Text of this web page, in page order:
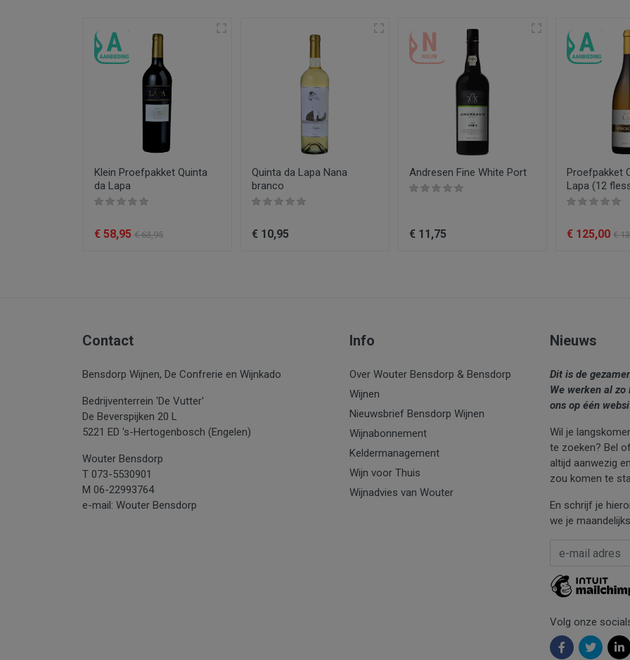
Druiven
alvarinho
Producent
Quinta da Lapa
Kleur
Wit
Inhoud
Klein Proefpakket Quinta
da Lapa
€ 58,95 € 63,95
Quinta da Lapa Nana
branco
€ 10,95
Andresen Fine White Port
€ 11,75
Proefpakket
Lapa (12
€ 125,00 €
Contact
Bensdorp Wijnen, De Confrerie en Wijnkado
Bedrijventerrein 'De Vutter'
De Beverspijken 20 L
5221 ED 's-Hertogenbosch (Engelen)
Wouter Bensdorp
T 073-5530901
M 06-22993764
e-mail: Wouter Bensdorp
Info
Over Wouter Bensdorp & Bensdorp
Wijnen
Nieuwsbrief Bensdorp Wijnen
Wijnabonnement
Keldermanagement
Wijn voor Thuis
Wijnadvies van Wouter
Nieuws
Dit is de
We werken al
ons op één
Wil je
te zoeken? Bel
altijd aanwezig
zou komen te
En schrijf je
we je
E-mail Adres
Volg onze